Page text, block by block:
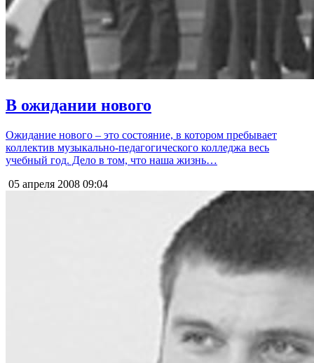
В ожидании нового
Ожидание нового – это состояние, в котором пребывает
коллектив музыкально-педагогического колледжа весь
учебный год. Дело в том, что наша жизнь…
05 апреля 2008 09:04